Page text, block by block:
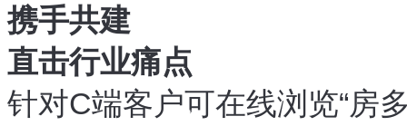
携手共建
直击行业痛点
针对C端客户 ，
可在线浏览“房